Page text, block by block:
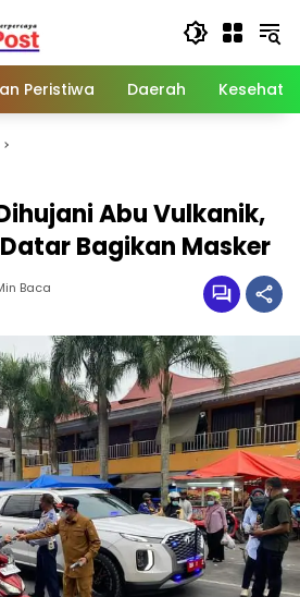
Peristiwa Daerah
Abu Vulkanik,
Bagikan Masker
Baca